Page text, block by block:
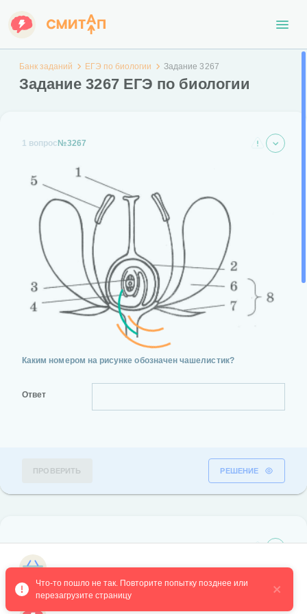
Банк заданий ЕГЭ по биологии Задание 3267
Задание 3267 ЕГЭ по биологии
1 вопрос №3267
Каким номером на рисунке обозначен чашелистик?
Ответ
ПРОВЕРИТЬ РЕШЕНИЕ
Что-то пошло не так. Повторите попытку позднее или
перезагрузите страницу